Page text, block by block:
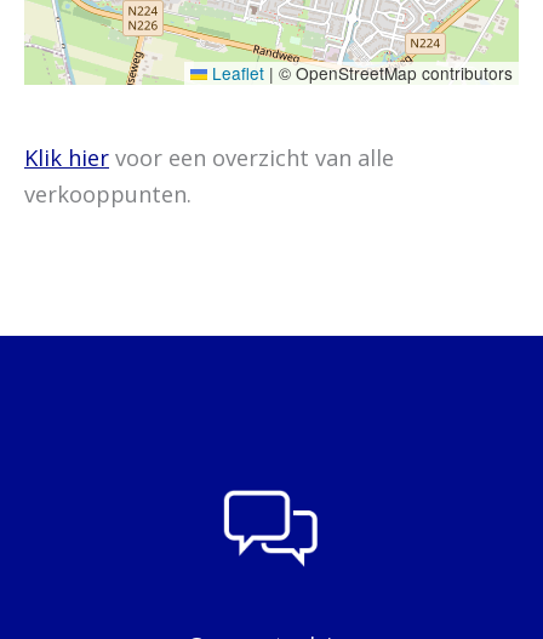
Leaflet | © OpenStreetMap contributors
Klik hier voor een overzicht van alle
verkooppunten.